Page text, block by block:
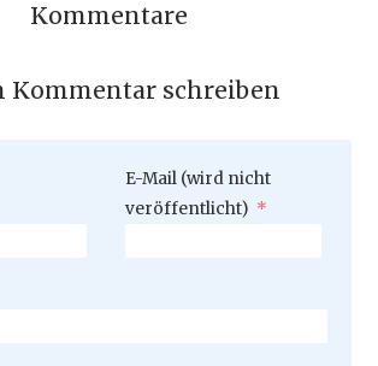
Kommentare
Kommentar schreiben
Pflichtfeld
E-Mail (wird nicht
veröffentlicht) *